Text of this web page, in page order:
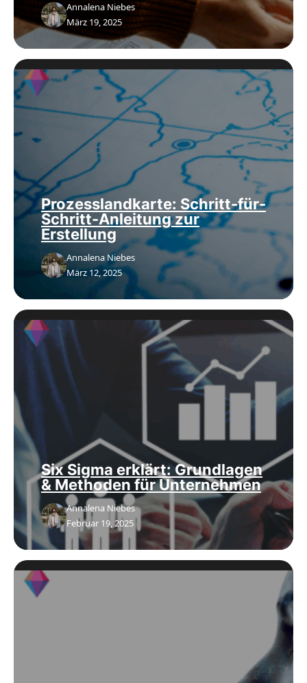
Annalena Niebes
März 19, 2025
Prozesslandkarte: Schritt-für-
Schritt-Anleitung zur
Erstellung
Annalena Niebes
März 12, 2025
Six Sigma erklärt: Grundlagen
& Methoden für Unternehmen
Annalena Niebes
Februar 19, 2025